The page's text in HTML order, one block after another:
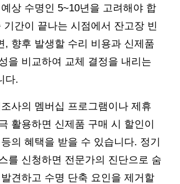
상 수명인 5~10년을 고려해야 합
기간이 끝나는 시점에서 잔고장 빈
, 향후 발생할 수리 비용과 신제품
을 비교하여 교체 결정을 내리는
다.
사의 멤버십 프로그램이나 제휴
활용하면 신제품 구매 시 할인이
의 혜택을 받을 수 있습니다. 정기
를 신청하면 전문가의 진단으로 숨
견하고 수명 단축 요인을 제거할